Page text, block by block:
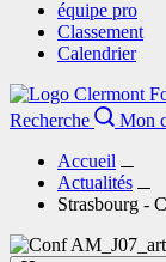
équipe pro
Classement
Calendrier
Recherche
Mon
Accueil
Actualités
Strasbourg -